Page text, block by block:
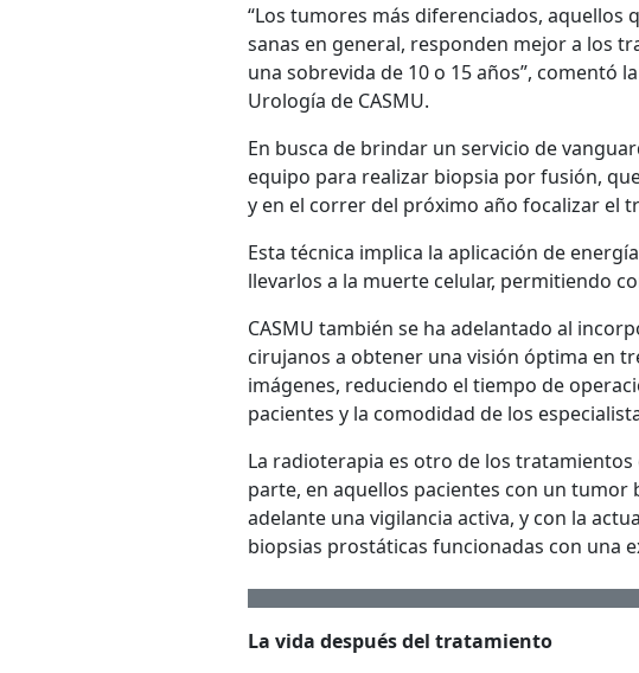
“Los tumores más diferenciados, aquellos
sanas en general, responden mejor a los
una sobrevida de 10 o 15 años”, comentó
Urología de CASMU.
En busca de brindar un servicio de
equipo para realizar biopsia por fusión,
y en el correr del próximo año focalizar el
Esta técnica implica la aplicación de
llevarlos a la muerte celular, permitiendo
CASMU también se ha adelantado al
cirujanos a obtener una visión óptima en
imágenes, reduciendo el tiempo de
pacientes y la comodidad de los
La radioterapia es otro de los
parte, en aquellos pacientes con un
adelante una vigilancia activa, y con la
biopsias prostáticas funcionadas con una
La vida después del tratamiento